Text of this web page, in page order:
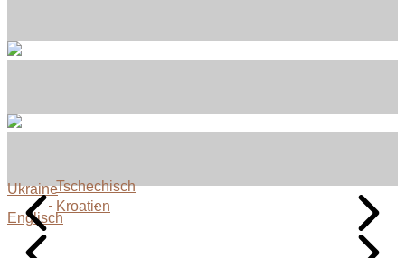
Englisch
UkraineTschechisch
Kroatien